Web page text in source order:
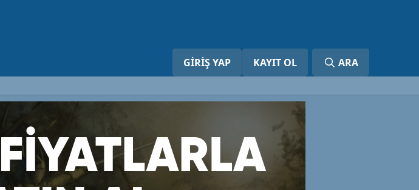
GIRIŞ YAP KAYIT OL ARA